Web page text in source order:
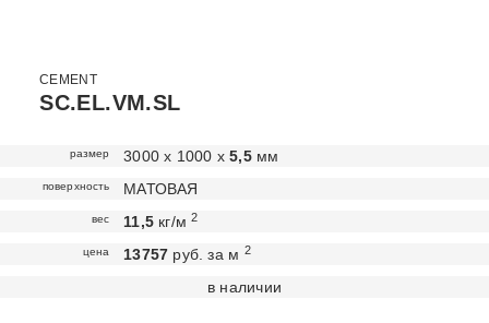
CEMENT
SC.EL.VM.SL
размер 3000 х 1000 х5,5мм
поверхность МАТОВАЯ
вес 11,5 кг/м2
цена 13757 руб. за м 2
в наличии